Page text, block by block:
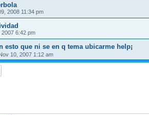
2008 11:34 pm
2007 6:42 pm
esto que ni se en q tema ubicarme help¡
10, 2007 1:12 am